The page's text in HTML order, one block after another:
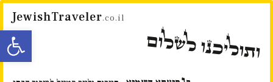
JewishTraveler.co.il
ותוליכנו לשלום פתח